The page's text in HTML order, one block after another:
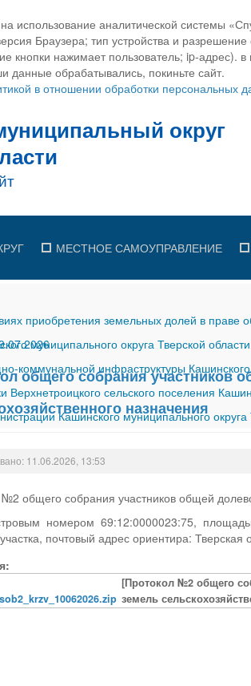
использование аналитической системы
Браузера; тип устройства и
кнопки нажимает пользователь; ip-адрес).
данные обрабатывались, покиньте сайт.
в отношении обработки персональных
МЕСТНОЕ САМОУПРАВЛЕНИЕ
приобретения земельных долей в праве
муниципального округа Тверской
коммунальной инфраструктуры
Верхнетроицкого сельского поселения
Кашинского муниципального
общего собрания участников
назначения
11.06.2026, 13:53
общего собрания участников общей
номером 69:12:0000023:75,
почтовый адрес ориентира:
[Протокол №2 общего
земель